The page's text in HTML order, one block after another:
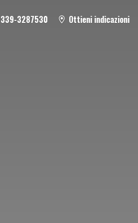
339-3287530 Ottieni indicazioni